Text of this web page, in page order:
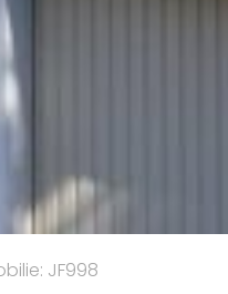
JF998